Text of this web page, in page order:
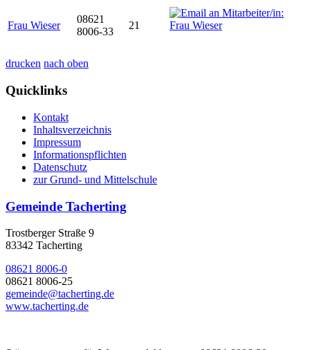
Frau Wieser
08621
8006-33
21
drucken nach oben
Quicklinks
Kontakt
Inhaltsverzeichnis
Impressum
Informationspflichten
Datenschutz
zur Grund- und Mittelschule
Gemeinde Tacherting
Trostberger Straße 9
83342 Tacherting
08621 8006-0
08621 8006-25
gemeinde@tacherting.de
www.tacherting.de